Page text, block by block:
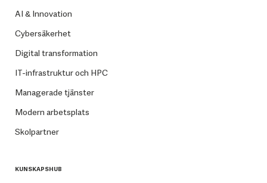
AI & Innovation
Cybersäkerhet
Digital transformation
IT-infrastruktur och HPC
Managerade tjänster
Modern arbetsplats
Skolpartner
KUNSKAPSHUB